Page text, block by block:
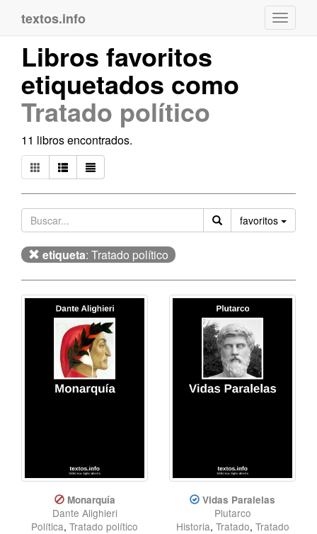
textos.info
Libros favoritos
etiquetados como
Tratado político
11 libros encontrados.
favoritos
etiqueta: Tratado político
Monarquía
Dante Alighieri
Política, Tratado político
Vidas Paralelas
Plutarco
Historia, Tratado, Tratado